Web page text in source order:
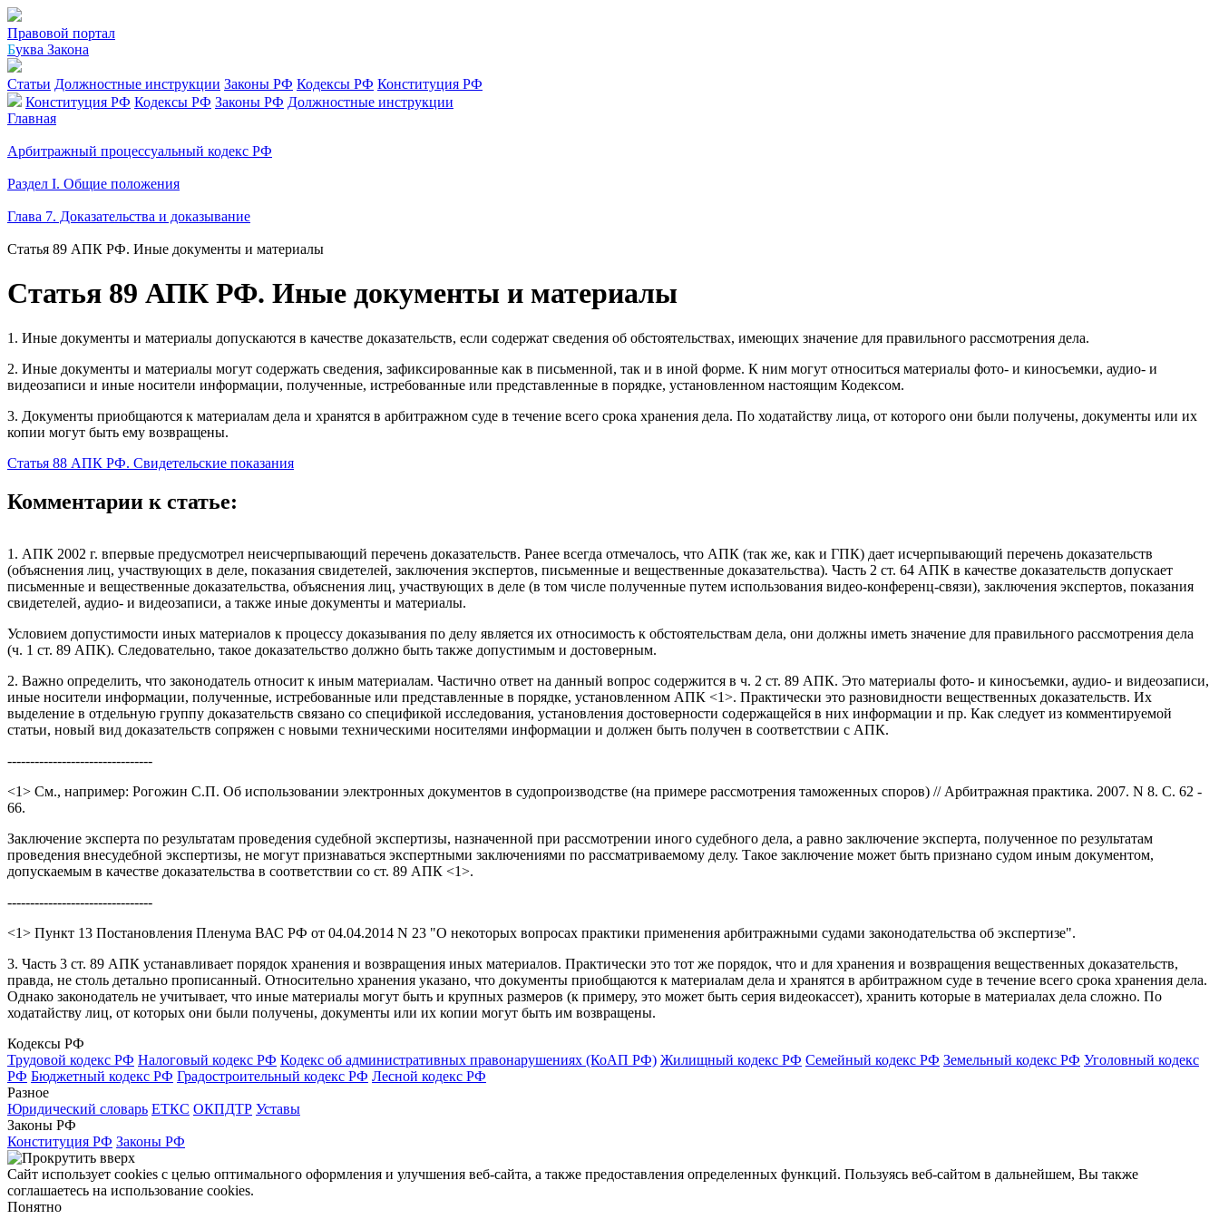
Правовой портал
Буква Закона
Статьи Должностные инструкции Законы РФ Кодексы РФ Конституция РФ
Конституция РФ Кодексы РФ Законы РФ Должностные инструкции
Главная
Арбитражный процессуальный кодекс РФ
Раздел I. Общие положения
Глава 7. Доказательства и доказывание
Статья 89 АПК РФ. Иные документы и материалы
Статья 89 АПК РФ. Иные документы и материалы
1. Иные документы и материалы допускаются в качестве доказательств, если содержат сведения об обстоятельствах, имеющих значение для правильного рассмотрения дела.
2. Иные документы и материалы могут содержать сведения, зафиксированные как в письменной, так и в иной форме. К ним могут относиться материалы фото- и киносъемки, аудио- и
видеозаписи и иные носители информации, полученные, истребованные или представленные в порядке, установленном настоящим Кодексом.
3. Документы приобщаются к материалам дела и хранятся в арбитражном суде в течение всего срока хранения дела. По ходатайству лица, от которого они были получены, документы или их
копии могут быть ему возвращены.
Статья 88 АПК РФ. Свидетельские показания
Комментарии к статье:
1. АПК 2002 г. впервые предусмотрел неисчерпывающий перечень доказательств. Ранее всегда отмечалось, что АПК (так же, как и ГПК) дает исчерпывающий перечень доказательств
(объяснения лиц, участвующих в деле, показания свидетелей, заключения экспертов, письменные и вещественные доказательства). Часть 2 ст. 64 АПК в качестве доказательств допускает
письменные и вещественные доказательства, объяснения лиц, участвующих в деле (в том числе полученные путем использования видео-конференц-связи), заключения экспертов, показания
свидетелей, аудио- и видеозаписи, а также иные документы и материалы.
Условием допустимости иных материалов к процессу доказывания по делу является их относимость к обстоятельствам дела, они должны иметь значение для правильного рассмотрения дела
(ч. 1 ст. 89 АПК). Следовательно, такое доказательство должно быть также допустимым и достоверным.
2. Важно определить, что законодатель относит к иным материалам. Частично ответ на данный вопрос содержится в ч. 2 ст. 89 АПК. Это материалы фото- и киносъемки, аудио- и видеозаписи,
иные носители информации, полученные, истребованные или представленные в порядке, установленном АПК <1>. Практически это разновидности вещественных доказательств. Их
выделение в отдельную группу доказательств связано со спецификой исследования, установления достоверности содержащейся в них информации и пр. Как следует из комментируемой
статьи, новый вид доказательств сопряжен с новыми техническими носителями информации и должен быть получен в соответствии с АПК.
--------------------------------
<1> См., например: Рогожин С.П. Об использовании электронных документов в судопроизводстве (на примере рассмотрения таможенных споров) // Арбитражная практика. 2007. N 8. С. 62 -
66.
Заключение эксперта по результатам проведения судебной экспертизы, назначенной при рассмотрении иного судебного дела, а равно заключение эксперта, полученное по результатам
проведения внесудебной экспертизы, не могут признаваться экспертными заключениями по рассматриваемому делу. Такое заключение может быть признано судом иным документом,
допускаемым в качестве доказательства в соответствии со ст. 89 АПК <1>.
--------------------------------
<1> Пункт 13 Постановления Пленума ВАС РФ от 04.04.2014 N 23 "О некоторых вопросах практики применения арбитражными судами законодательства об экспертизе".
3. Часть 3 ст. 89 АПК устанавливает порядок хранения и возвращения иных материалов. Практически это тот же порядок, что и для хранения и возвращения вещественных доказательств,
правда, не столь детально прописанный. Относительно хранения указано, что документы приобщаются к материалам дела и хранятся в арбитражном суде в течение всего срока хранения дела.
Однако законодатель не учитывает, что иные материалы могут быть и крупных размеров (к примеру, это может быть серия видеокассет), хранить которые в материалах дела сложно. По
ходатайству лиц, от которых они были получены, документы или их копии могут быть им возвращены.
Кодексы РФ
Трудовой кодекс РФ Налоговый кодекс РФ Кодекс об административных правонарушениях (КоАП РФ) Жилищный кодекс РФ Семейный кодекс РФ Земельный кодекс РФ Уголовный кодекс
РФ Бюджетный кодекс РФ Градостроительный кодекс РФ Лесной кодекс РФ
Разное
Юридический словарь ЕТКС ОКПДТР Уставы
Законы РФ
Конституция РФ Законы РФ
Сайт использует cookies с целью оптимального оформления и улучшения веб-сайта, а также предоставления определенных функций. Пользуясь веб-сайтом в дальнейшем, Вы также
соглашаетесь на использование cookies.
Понятно